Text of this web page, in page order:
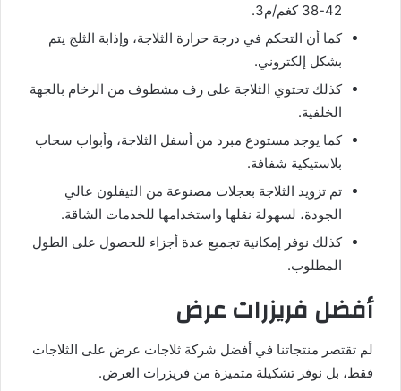
42-38 كغم/م3.
كما أن التحكم في درجة حرارة الثلاجة، وإذابة الثلج يتم
بشكل إلكتروني.
كذلك تحتوي الثلاجة على رف مشطوف من الرخام بالجهة
الخلفية.
كما يوجد مستودع مبرد من أسفل الثلاجة، وأبواب سحاب
بلاستيكية شفافة.
تم تزويد الثلاجة بعجلات مصنوعة من التيفلون عالي
الجودة، لسهولة نقلها واستخدامها للخدمات الشاقة.
كذلك نوفر إمكانية تجميع عدة أجزاء للحصول على الطول
المطلوب.
أفضل فريزرات عرض
لم تقتصر منتجاتنا في أفضل شركة ثلاجات عرض على الثلاجات
فقط، بل نوفر تشكيلة متميزة من فريزرات العرض.